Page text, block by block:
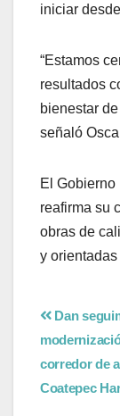
iniciar
“Estamos
resultados
bienestar
señaló
El
reafirma su
obras de
y
Dan
corredor de
Coatepec